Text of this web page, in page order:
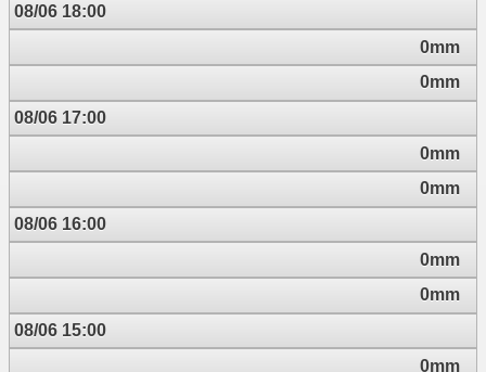
08/06 18:00
0mm
0mm
08/06 17:00
0mm
0mm
08/06 16:00
0mm
0mm
08/06 15:00
0mm